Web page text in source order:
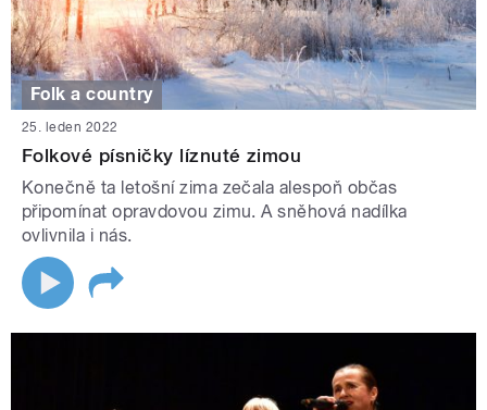
Folk a country
25. leden 2022
Folkové písničky líznuté zimou
Konečně ta letošní zima zečala alespoň občas
připomínat opravdovou zimu. A sněhová nadílka
ovlivnila i nás.